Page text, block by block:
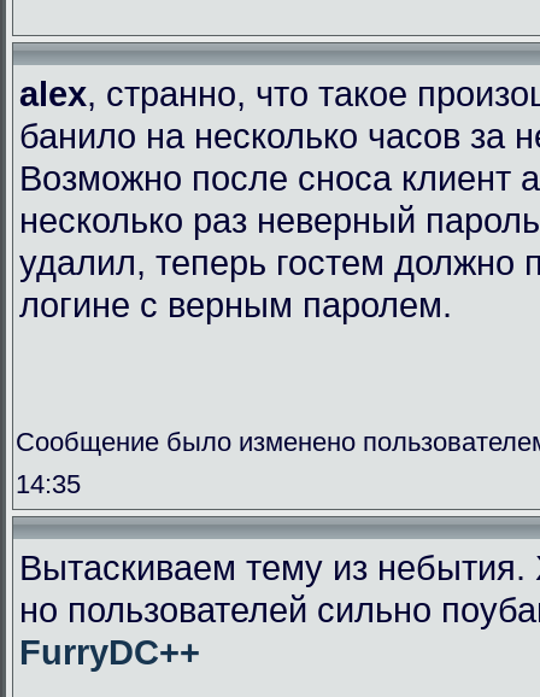
alex, странно, что такое
банило на несколько часов за
Возможно после сноса клиент
несколько раз неверный
удалил, теперь гостем должно
логине с верным паролем.
Сообщение было изменено
14:35
Вытаскиваем тему из
но пользователей сильно
FurryDC++